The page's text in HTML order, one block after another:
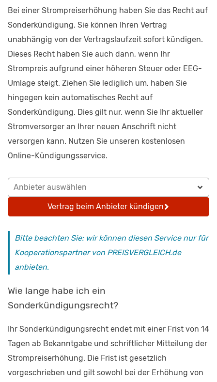
Bei einer Strompreiserhöhung haben Sie das Recht auf
Sonderkündigung. Sie können Ihren Vertrag
unabhängig von der Vertragslaufzeit sofort kündigen.
Dieses Recht haben Sie auch dann, wenn Ihr
Strompreis aufgrund einer höheren Steuer oder EEG-
Umlage steigt. Ziehen Sie lediglich um, haben Sie
hingegen kein automatisches Recht auf
Sonderkündigung. Dies gilt nur, wenn Sie Ihr aktueller
Stromversorger an Ihrer neuen Anschrift nicht
versorgen kann. Nutzen Sie unseren kostenlosen
Online-Kündigungsservice.
Anbieter auswählen
Vertrag beim Anbieter kündigen
Bitte beachten Sie: wir können diesen Service nur für
Kooperationspartner von PREISVERGLEICH.de
anbieten.
Wie lange habe ich ein
Sonderkündigungsrecht?
Ihr Sonderkündigungsrecht endet mit einer Frist von 14
Tagen ab Bekanntgabe und schriftlicher Mitteilung der
Strompreiserhöhung. Die Frist ist gesetzlich
vorgeschrieben und gilt sowohl bei der Erhöhung von